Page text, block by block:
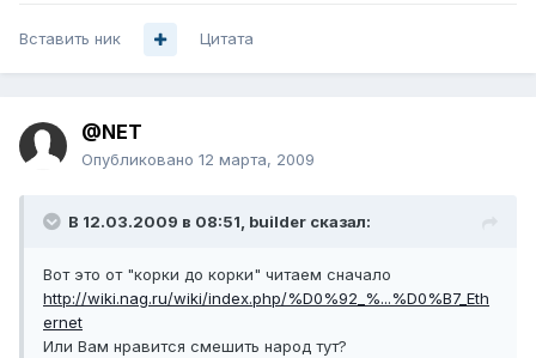
Вставить ник Цитата
@NET
Опубликовано 12 марта, 2009
В 12.03.2009 в 08:51, builder сказал:
Вот это от "корки до корки" читаем сначало
http://wiki.nag.ru/wiki/index.php/%D0%92_%...%D0%B7_Eth
ernet
Или Вам нравится смешить народ тут?